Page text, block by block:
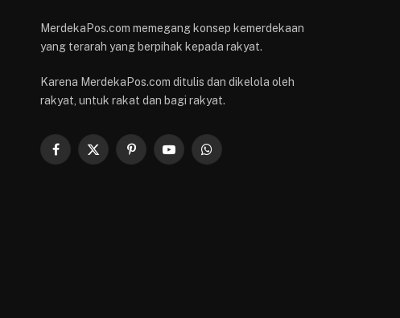
MerdekaPos.com memegang konsep kemerdekaan
yang terarah yang berpihak kepada rakyat.
Karena MerdekaPos.com ditulis dan dikelola oleh
rakyat, untuk rakat dan bagi rakyat.
Facebook
X
PinterestYouTubeWhatsApp